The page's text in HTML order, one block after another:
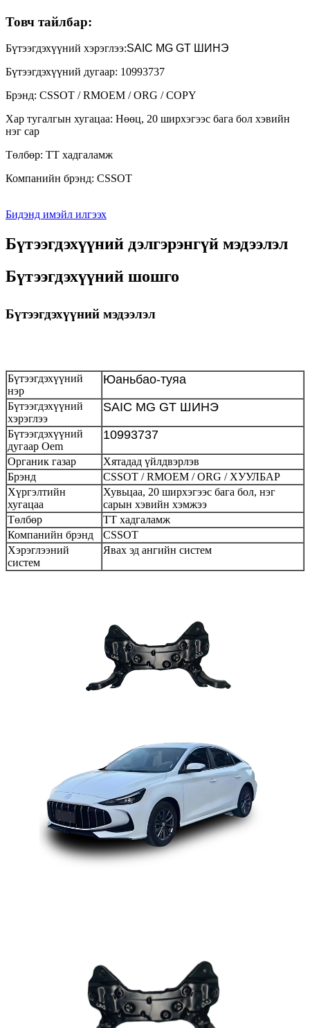
Товч тайлбар:
Бүтээгдэхүүний хэрэглээ:SAIC MG GT ШИНЭ
Бүтээгдэхүүний дугаар: 10993737
Брэнд: CSSOT / RMOEM / ORG / COPY
Хар тугалгын хугацаа: Нөөц, 20 ширхэгээс бага бол хэвийн
нэг сар
Төлбөр: TT хадгаламж
Компанийн брэнд: CSSOT
Бидэнд имэйл илгээх
Бүтээгдэхүүний дэлгэрэнгүй мэдээлэл
Бүтээгдэхүүний шошго
Бүтээгдэхүүний мэдээлэл
Бүтээгдэхүүний
нэр
Юаньбао-туяа
Бүтээгдэхүүний
хэрэглээ
SAIC MG GT ШИНЭ
Бүтээгдэхүүний
дугаар Oem
10993737
Органик газар
Хятадад үйлдвэрлэв
Брэнд
CSSOT / RMOEM / ORG / ХУУЛБАР
Хүргэлтийн
хугацаа
Хувьцаа, 20 ширхэгээс бага бол, нэг
сарын хэвийн хэмжээ
Төлбөр
ТТ хадгаламж
Компанийн брэнд
CSSOT
Хэрэглээний
систем
Явах эд ангийн систем